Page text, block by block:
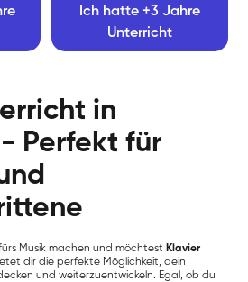
Ich hatte +3 Jahre
Unterricht
in
Perfekt für
Musik machen und möchtest Klavier
dir die perfekte Möglichkeit, dein
und weiterzuentwickeln. Egal, ob du